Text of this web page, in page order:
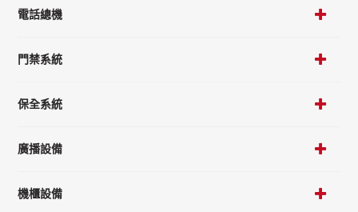
電話總機
門禁系統
保全系統
廣播設備
機櫃設備